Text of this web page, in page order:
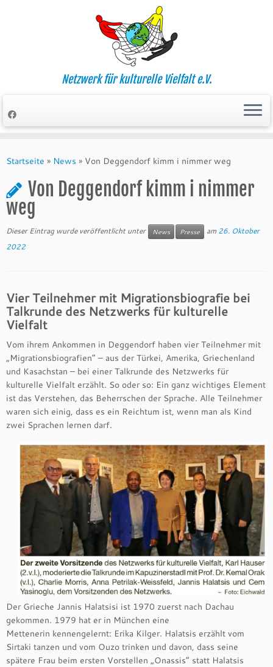
Netzwerk für kulturelle Vielfalt e.V.
Startseite » News » Von Deggendorf kimm i nimmer weg
Von Deggendorf kimm i nimmer
weg
Dieser Eintrag wurde veröffentlicht unter News Presse am 26. Oktober
2022
Vier Teilnehmer mit Migrationsbiografie bei
Talkrunde des Netzwerks für kulturelle
Vielfalt
Vom ihrem Ankommen in Deggendorf haben vier Teilnehmer mit
„Migrationsbiografien“ – aus der Türkei, Amerika, Griechenland
und Kasachstan – bei einer Talkrunde des Netzwerks für
kulturelle Vielfalt erzählt. So oder so: Ein ganz wichtiges Element
ist das Verstehen, das Beherrschen der Sprache. Alle Teilnehmer
waren sich einig, dass es ein Reichtum ist, wenn man als Kind
zwei Sprachen lernen darf.
Der Grieche Jannis Halatsisi ist 1970 zuerst nach Dachau
gekommen. 1979 hat er in München eine
Mettenerin kennengelernt: Erika Kilger. Halatsis erzählt vom
Sirtaki tanzen und vom Ouzo trinken und davon, dass seine
spätere Frau beim ersten Vorstellen „Onassis“ statt Halatsis